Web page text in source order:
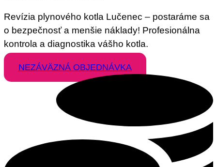
Revízia plynového kotla Lučenec – postaráme sa
o bezpečnosť a menšie náklady! Profesionálna
kontrola a diagnostika vášho kotla.
NEZÁVÄZNÁ OBJEDNÁVKA